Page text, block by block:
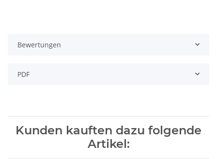
Bewertungen
PDF
Kunden kauften dazu folgende
Artikel: